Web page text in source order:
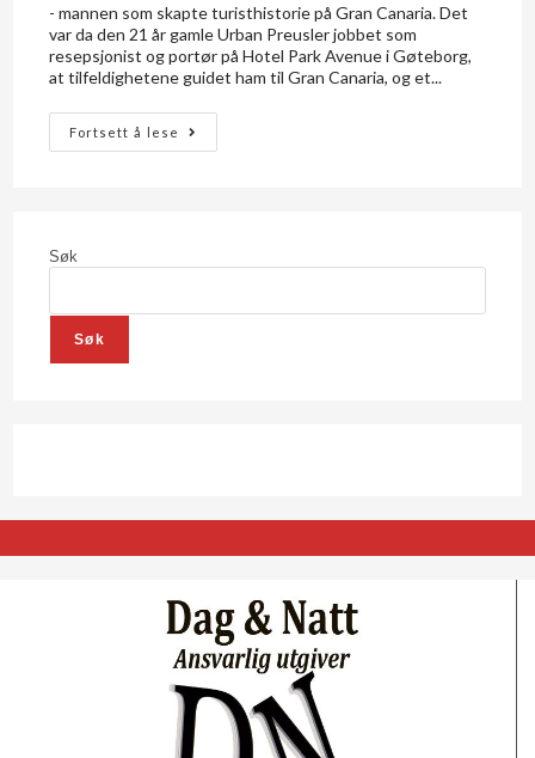
- mannen som skapte turisthistorie på Gran Canaria. Det
var da den 21 år gamle Urban Preusler jobbet som
resepsjonist og portør på Hotel Park Avenue i Gøteborg,
at tilfeldighetene guidet ham til Gran Canaria, og et...
Fortsett å lese
Søk
Søk